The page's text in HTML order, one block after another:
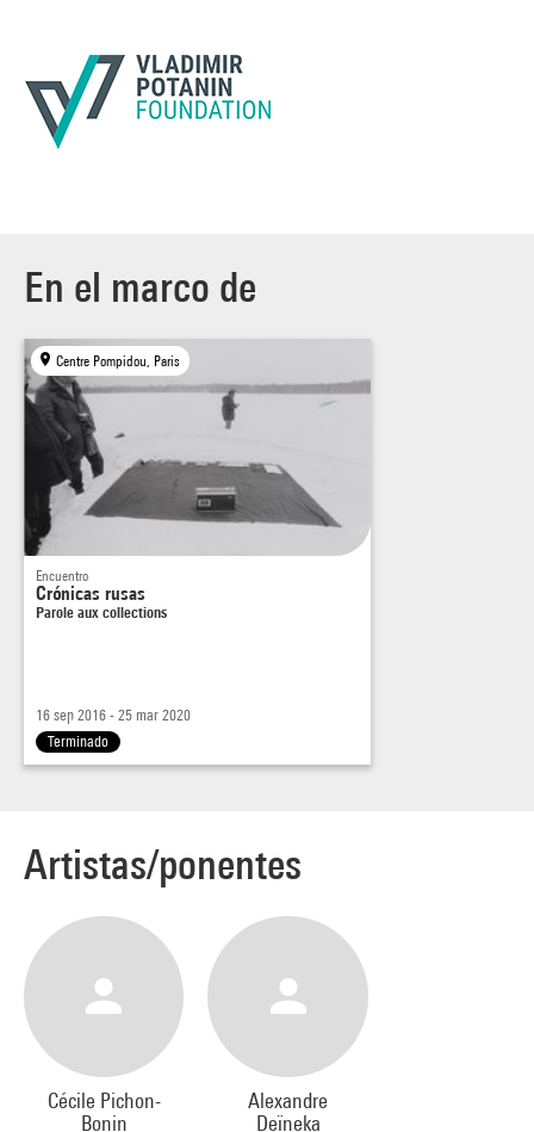
En el marco de
Centre Pompidou, Paris
Encuentro
Crónicas rusas
Parole aux collections
16 sep 2016 - 25 mar 2020
Terminado
Artistas/ponentes
Cécile Pichon-
Bonin
Alexandre
Deïneka